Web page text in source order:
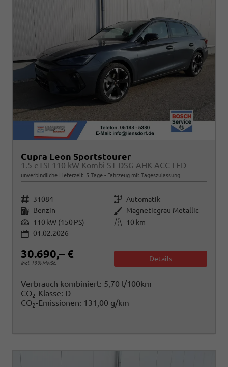
Cupra Leon Sportstourer
1.5 eTSI 110 kW Kombi ST DSG AHK ACC LED
unverbindliche Lieferzeit: 5 Tage Fahrzeug mit Tageszulassung
Fahrzeugnr. 31084 Getriebe Automatik
Kraftstoff Benzin Außenfarbe Magneticgrau Metallic
Leistung 110 kW (150 PS) Kilometerstand
10 km
01.02.2026
30.690,– €
incl. 19% MwSt.
Details
Verbrauch kombiniert: 5,70 l/100km
CO2-Klasse: D
CO2-Emissionen: 131,00 g/km